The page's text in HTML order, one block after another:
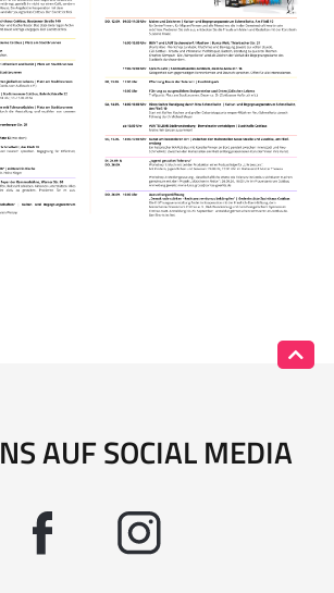
AUF SOCIAL MEDIA